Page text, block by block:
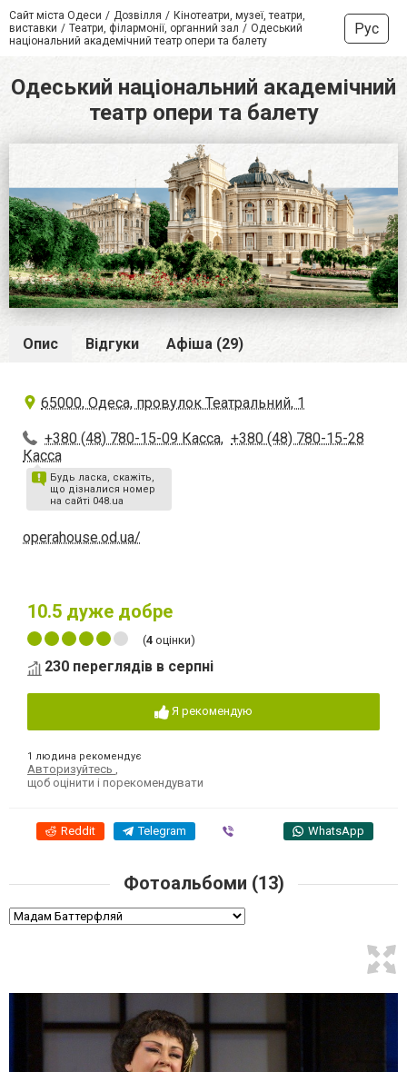
Сайт міста Одеси Дозвілля
Кінотеатри, музеї, театри,
виставки
Театри, філармонії, органний зал
Одеський
національний академічний театр опери та балету
Рус
Одеський національний академічний
театр опери та балету
Опис Відгуки Афіша (29)
65000, Одеса, провулок Театральний, 1
+380 (48) 780-15-09 Касса, +380 (48) 780-15-28
Касса
Будь ласка, скажіть,
що дізналися номер
на сайті 048.ua
operahouse.od.ua/
10.5 дуже добре
(4 оцінки)
230 переглядів в серпні
Я рекомендую
1 людина рекомендує
Авторизуйтесь ,
щоб оцінити і порекомендувати
Reddit Telegram WhatsApp
Фотоальбоми (13)